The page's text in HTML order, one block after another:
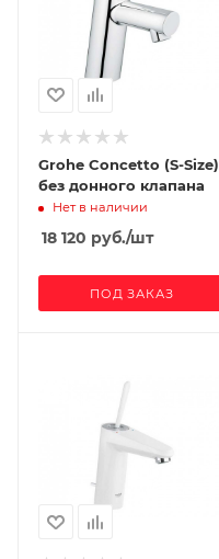
Grohe Concetto (S-Size)
без донного клапана
Нет в наличии
18 120 руб./шт
ПОД ЗАКАЗ